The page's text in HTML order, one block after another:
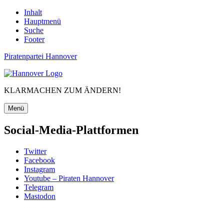
Inhalt
Hauptmenü
Suche
Footer
Piratenpartei Hannover
KLARMACHEN ZUM ÄNDERN!
Menü
Social-Media-Plattformen
Twitter
Facebook
Instagram
Youtube – Piraten Hannover
Telegram
Mastodon